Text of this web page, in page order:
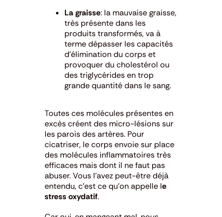
La graisse: la mauvaise graisse,
très présente dans les
produits transformés, va à
terme dépasser les capacités
d’élimination du corps et
provoquer du cholestérol ou
des triglycérides en trop
grande quantité dans le sang.
Toutes ces molécules présentes en
excès créent des micro-lésions sur
les parois des artères. Pour
cicatriser, le corps envoie sur place
des molécules inflammatoires très
efficaces mais dont il ne faut pas
abuser. Vous l’avez peut-être déjà
entendu, c’est ce qu’on appelle le
stress oxydatif.